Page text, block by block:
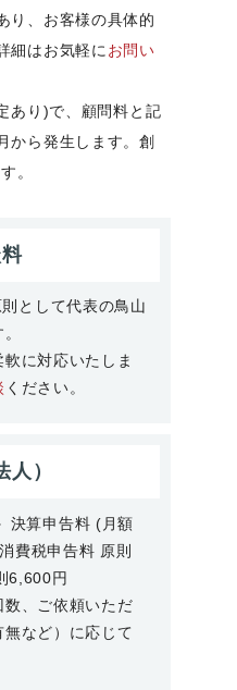
り、お客様の具体的
細はお気軽に お問い
あり)で、顧問料と記
から発生します。創
。
として代表の鳥山
に対応いたしま
ください。
）
決算申告料 (月額
費税申告料 原則
6,600円
、ご依頼いただ
など）に応じて